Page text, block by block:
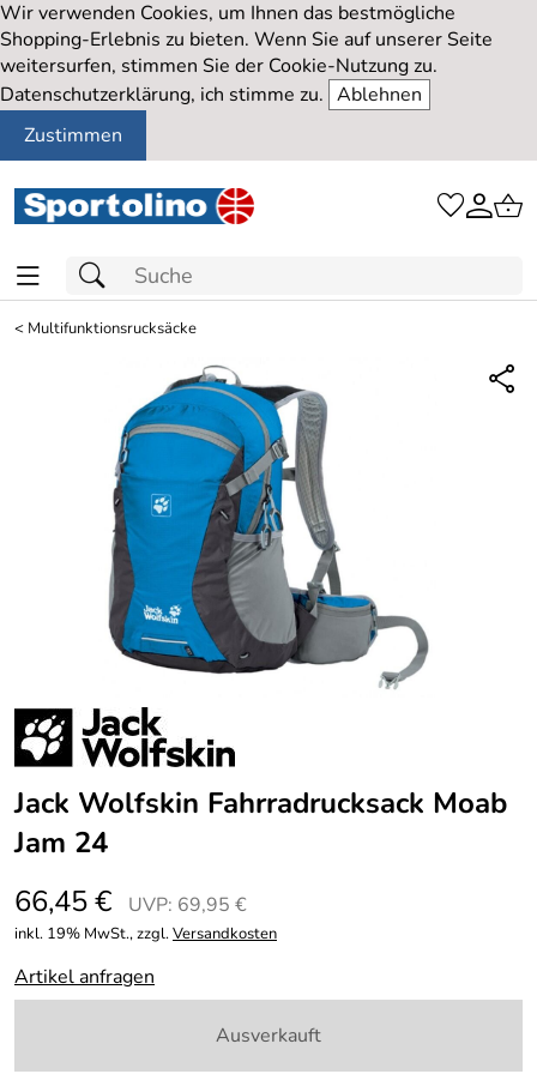
Wir verwenden Cookies, um Ihnen das bestmögliche
Shopping-Erlebnis zu bieten. Wenn Sie auf unserer Seite
weitersurfen, stimmen Sie der Cookie-Nutzung zu.
Datenschutzerklärung, ich stimme zu. Ablehnen
Zustimmen
< Multifunktionsrucksäcke
Jack Wolfskin Fahrradrucksack Moab
Jam 24
66,45 €
UVP: 69,95 €
inkl. 19% MwSt., zzgl.Versandkosten
Artikel anfragen
Ausverkauft